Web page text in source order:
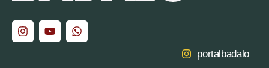
portalbadalo